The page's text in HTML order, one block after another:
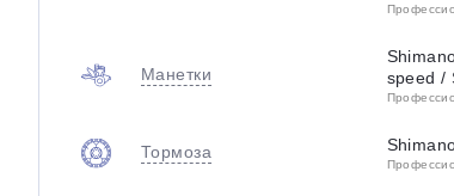
Манетки
speed /
Тормоза